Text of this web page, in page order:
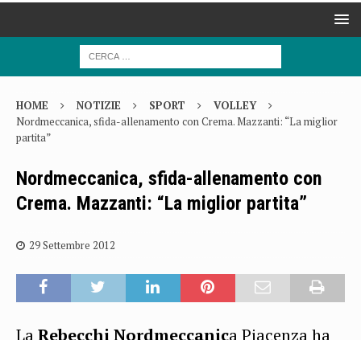
HOME NOTIZIE SPORT
VOLLEY
Nordmeccanica, sfida-allenamento con Crema. Mazzanti: “La miglior
partita”
Nordmeccanica, sfida-allenamento con
Crema. Mazzanti: “La miglior partita”
29 Settembre 2012
LaRebecchi Nordmeccanica Piacenza ha